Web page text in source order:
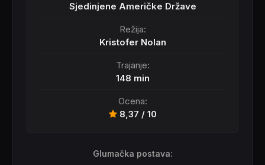
Sjedinjene Američke Države
Režija:
Kristofer Nolan
Trajanje:
148 min
Ocena:
8,37 / 10
Glumačka postava: